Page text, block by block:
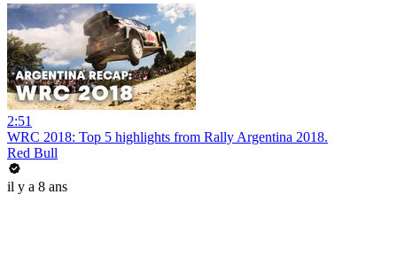
2:51
WRC 2018: Top 5 highlights from Rally Argentina 2018.
Red Bull
il y a 8 ans